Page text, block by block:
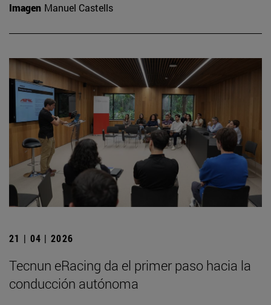
Imagen Manuel Castells
21 | 04 | 2026
Tecnun eRacing da el primer paso hacia la
conducción autónoma